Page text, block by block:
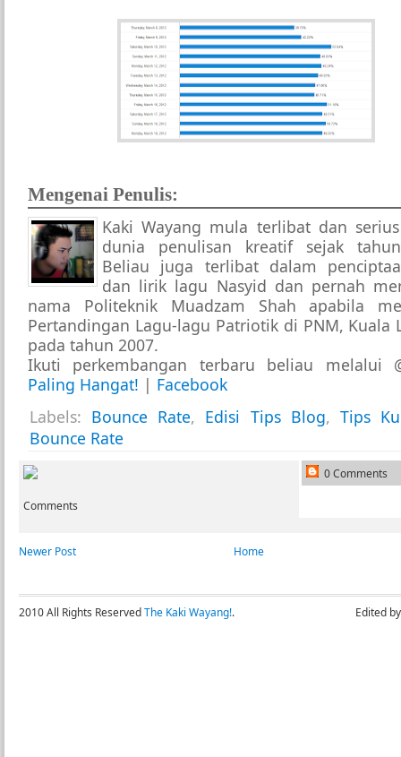
Mengenai Penulis:
Kaki Wayang mula terlibat dan
dunia penulisan kreatif sejak
Beliau juga terlibat dalam
dan lirik lagu Nasyid dan pernah
nama Politeknik Muadzam Shah apabila
Pertandingan Lagu-lagu Patriotik di PNM, Kuala
pada tahun 2007.
Ikuti perkembangan terbaru beliau melalui
Paling Hangat! | Facebook
Labels: Bounce Rate, Edisi Tips Blog, Tips
Bounce Rate
Comments
0 Comments
Newer Post Home
2010 All Rights ReservedThe Kaki Wayang!. Edited